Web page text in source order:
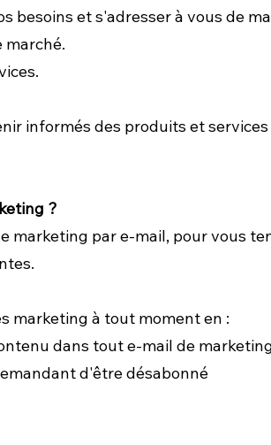
besoins et s'adresser à vous de
marché.
informés des produits et services
?
marketing par e-mail, pour vous
marketing à tout moment en :
dans tout e-mail de
d'être désabonné